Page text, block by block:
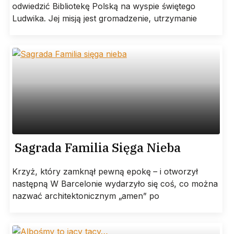
odwiedzić Bibliotekę Polską na wyspie świętego
Ludwika. Jej misją jest gromadzenie, utrzymanie
Sagrada Familia Sięga Nieba
Krzyż, który zamknął pewną epokę – i otworzył
następną W Barcelonie wydarzyło się coś, co można
nazwać architektonicznym „amen” po